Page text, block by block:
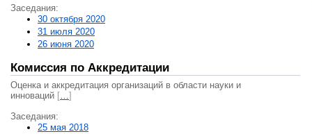
Заседания:
30 октября 2020
31 июля 2020
26 июня 2020
Комиссия по Аккредитации
Оценка и аккредитация организаций в области науки и
инноваций […]
Заседания:
25 мая 2018